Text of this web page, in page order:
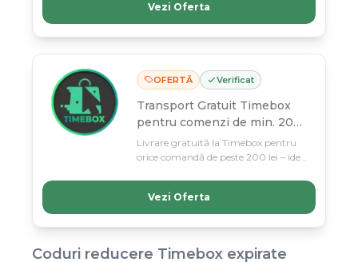
brand românesc de încredere cu
produse selectate la prețuri
imbatabile.
Vezi Oferta
OFERTĂ Verificat
Transport Gratuit Timebox
pentru comenzi de min. 200
lei
Livrare gratuită la Timebox pentru
orice comandă de peste 200 lei – ideal
economisește la fiecare achizițe de pe
timebox.ro!
Vezi Oferta
Coduri reducere Timebox expirate